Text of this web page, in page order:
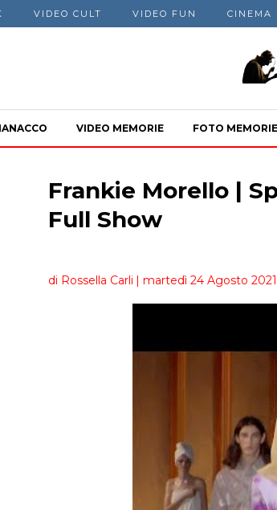
VIDEO CULT VIDEO FUN CINEMA
VIDEO MEMORIE FOTO MEMORIE
Frankie Morello |
Full Show
di Rossella Carli | martedì 24 Agosto